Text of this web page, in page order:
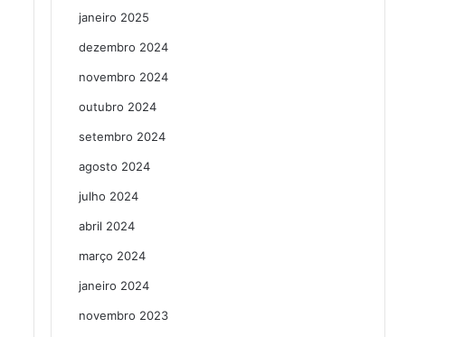
janeiro 2025
dezembro 2024
novembro 2024
outubro 2024
setembro 2024
agosto 2024
julho 2024
abril 2024
março 2024
janeiro 2024
novembro 2023